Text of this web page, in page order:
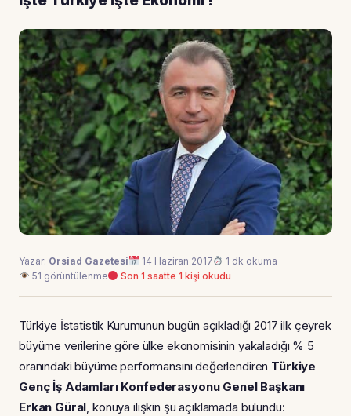
Yazar: Orsiad Gazetesi 14 Haziran 2017
1 dk okuma
51 görüntülenme
Son 1 saatte 1 kişi okudu
Türkiye İstatistik Kurumunun bugün açıkladığı 2017 ilk çeyrek
büyüme verilerine göre ülke ekonomisinin yakaladığı % 5
oranındaki büyüme performansını değerlendiren Türkiye
Genç İş Adamları Konfederasyonu Genel Başkanı
Erkan Güral, konuya ilişkin şu açıklamada bulundu: